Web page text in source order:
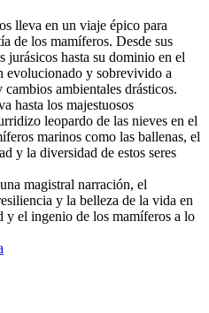
lleva en un viaje épico para
de los mamíferos. Desde sus
jurásicos hasta su dominio en el
evolucionado y sobrevivido a
ambientales drásticos.
hasta los majestuosos
leopardo de las nieves en el
marinos como las ballenas, el
y la diversidad de estos seres
magistral narración, el
y la belleza de la vida en
y el ingenio de los mamíferos a lo